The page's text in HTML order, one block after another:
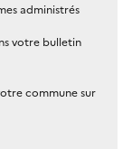
administrés
votre bulletin
commune sur